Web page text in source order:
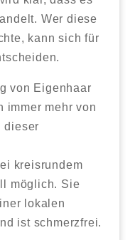
Wer diese
kann sich für
von Eigenhaar
immer mehr von
dieser
kreisrundem
möglich. Sie
lokalen
ist schmerzfrei.